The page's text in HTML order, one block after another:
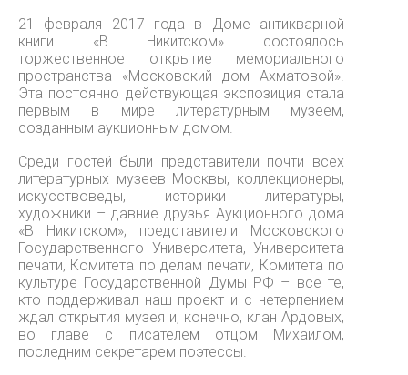
21 февраля 2017 года в Доме антикварной
книги «В Никитском» состоялось
торжественное открытие мемориального
пространства «Московский дом Ахматовой».
Эта постоянно действующая экспозиция стала
первым в мире литературным музеем,
созданным аукционным домом.
Среди гостей были представители почти всех
литературных музеев Москвы, коллекционеры,
искусствоведы, историки литературы,
художники – давние друзья Аукционного дома
«В Никитском»; представители Московского
Государственного Университета, Университета
печати, Комитета по делам печати, Комитета по
культуре Государственной Думы РФ – все те,
кто поддерживал наш проект и с нетерпением
ждал открытия музея и, конечно, клан Ардовых,
во главе с писателем отцом Михаилом,
последним секретарем поэтессы.